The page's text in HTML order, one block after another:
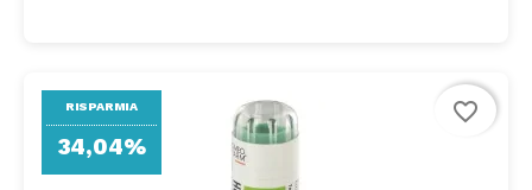
RISPARMIA
34,04%
favorite_border